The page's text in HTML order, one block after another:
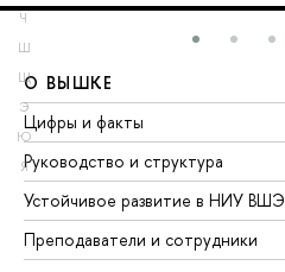
Ч
Ш
Щ
Э
Ю
Я
О ВЫШКЕ
Цифры и факты
Руководство и структура
Устойчивое развитие в НИУ ВШЭ
Преподаватели и сотрудники